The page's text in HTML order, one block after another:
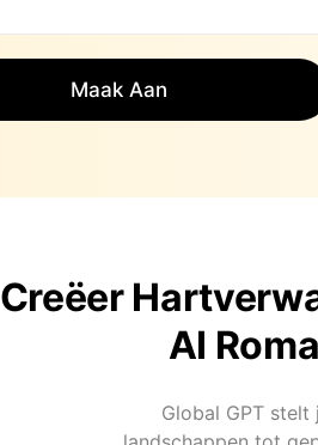
Maak Aan
Creëer
AI
Global GPT